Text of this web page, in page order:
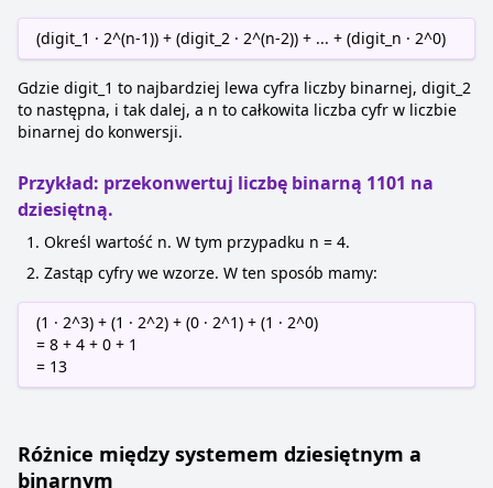
(digit_1 · 2^(n-1)) + (digit_2 · 2^(n-2)) + ... + (digit_n · 2^0)
Gdzie digit_1 to najbardziej lewa cyfra liczby binarnej, digit_2
to następna, i tak dalej, a n to całkowita liczba cyfr w liczbie
binarnej do konwersji.
Przykład: przekonwertuj liczbę binarną 1101 na
dziesiętną.
Określ wartość n. W tym przypadku n = 4.
Zastąp cyfry we wzorze. W ten sposób mamy:
(1 · 2^3) + (1 · 2^2) + (0 · 2^1) + (1 · 2^0)
= 8 + 4 + 0 + 1
= 13
Różnice między systemem dziesiętnym a
binarnym